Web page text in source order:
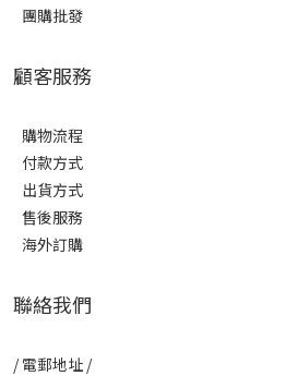
團購批發
顧客服務
購物流程
付款方式
出貨方式
售後服務
海外訂購
聯絡我們
/ 電郵地址 /